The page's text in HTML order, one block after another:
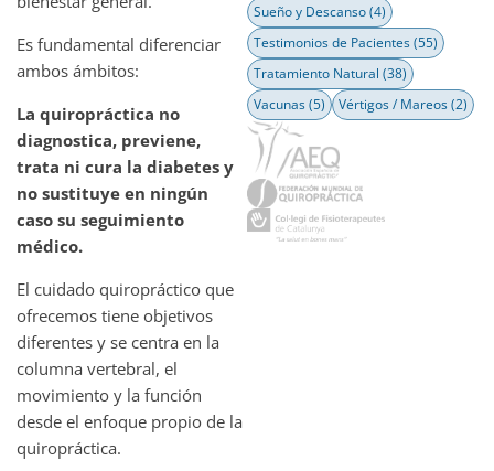
Es fundamental diferenciar
ambos ámbitos:
La quiropráctica no
diagnostica, previene,
trata ni cura la diabetes y
no sustituye en ningún
caso su seguimiento
médico.
El cuidado quiropráctico que
ofrecemos tiene objetivos
diferentes y se centra en la
columna vertebral, el
movimiento y la función
desde el enfoque propio de la
quiropráctica.
Sueño y Descanso(4)
Testimonios de Pacientes(55)
Tratamiento Natural (38)
Vacunas(5) Vértigos / Mareos(2)